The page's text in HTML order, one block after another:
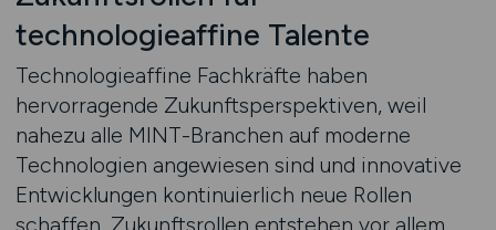
technologieaffine Talente
Technologieaffine Fachkräfte haben
hervorragende Zukunftsperspektiven, weil
nahezu alle MINT-Branchen auf moderne
Technologien angewiesen sind und innovative
Entwicklungen kontinuierlich neue Rollen
schaffen. Zukunftsrollen entstehen vor allem